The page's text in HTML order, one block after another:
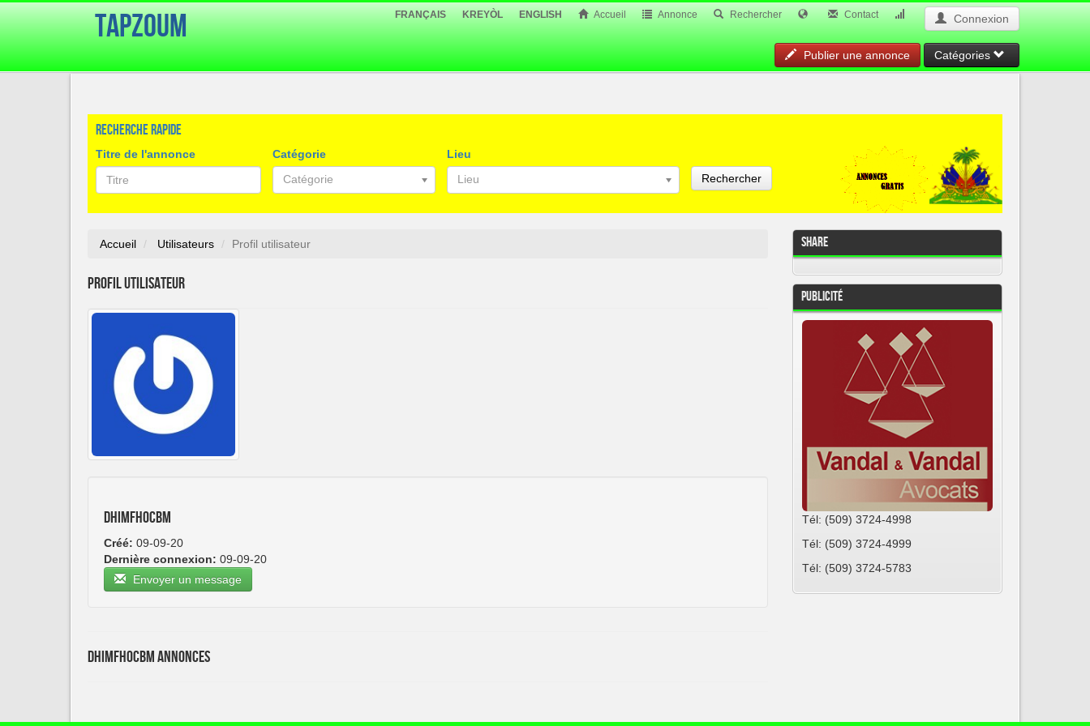
TapZoum FRANÇAIS KREYÒL ENGLISH Accueil Annonce Rechercher Contact Connexion
Publier une annonce Catégories
Recherche rapide
Titre de l'annonce
Catégorie
Catégorie
Lieu
Lieu
Rechercher
Accueil Utilisateurs Profil utilisateur
Profil utilisateur
dhimfhocbm
Créé: 09-09-20
Dernière connexion: 09-09-20
Envoyer un message
dhimfhocbm Annonces
Share
Publicité
Tél: (509) 3724-4998
Tél: (509) 3724-4999
Tél: (509) 3724-5783